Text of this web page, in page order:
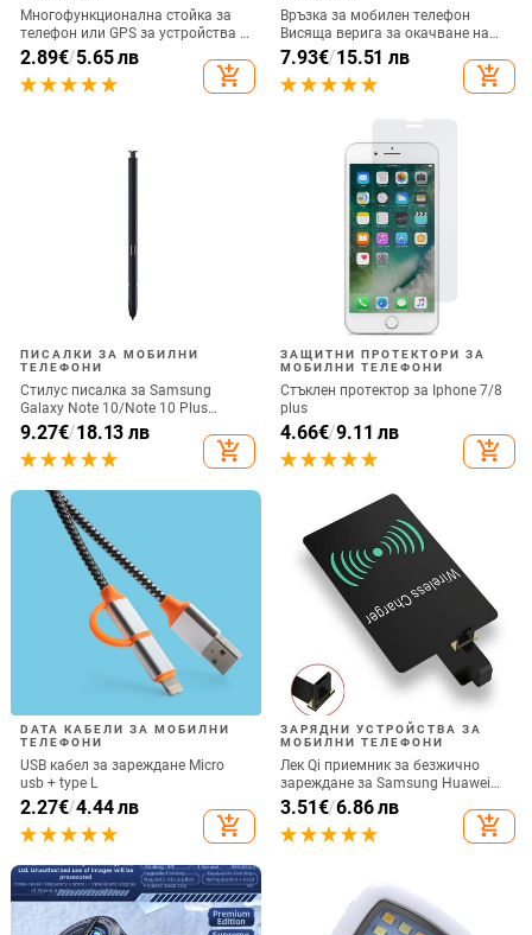
Многофункционална стойка за
телефон или GPS за устройства с
размери до 76мм / 4.8 инча
2.89€/5.65 лв
add_shopping_cart
Връзка за мобилен телефон
Висяща верига за окачване на
врата Висулка Кристални
мъниста Ръчна изработка Анти-
загубено въже за каишка за
7.93€/15.51 лв
add_shopping_cart
ПИСАЛКИ ЗА МОБИЛНИ
ТЕЛЕФОНИ
Стилус писалка за Samsung
Galaxy Note 10/Note 10 Plus
Универсална капацитивна
писалка Чувствителен сензорен
екран SPen Не е съвместим с
9.27€/18.13 лв
add_shopping_cart
ЗАЩИТНИ ПРОТЕКТОРИ ЗА
МОБИЛНИ ТЕЛЕФОНИ
Стъклен протектор за Iphone 7/8
plus
4.66€/9.11 лв
add_shopping_cart
DATA КАБЕЛИ ЗА МОБИЛНИ
ТЕЛЕФОНИ
USB кабел за зареждане Micro
usb + type L
2.27€/4.44 лв
add_shopping_cart
ЗАРЯДНИ УСТРОЙСТВА ЗА
МОБИЛНИ ТЕЛЕФОНИ
Лек Qi приемник за безжично
зареждане за Samsung Huawei
Xiaomi Универсален Micro USB
Type C Бърз адаптер за безжично
зареждане
3.51€/6.86 лв
add_shopping_cart